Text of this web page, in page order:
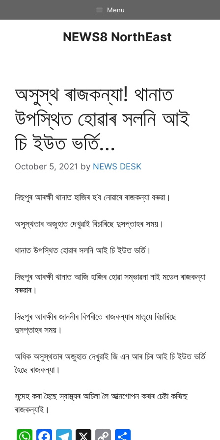
Menu
NEWS8 NorthEast
অসুস্থ ৰাজকন্যা! থানাত
উপস্থিত হোৱাৰ সলনি আই
চি ইউত ভৰ্তি…
October 5, 2021 by NEWS DESK
দিছপুৰ আৰক্ষী থানাত হাজিৰ হ’ব নোৱাৰে ৰাজকন্যা বৰুৱা।
অসুস্থতাৰ অজুহাত দেখুৱাই বিচাৰিছে দুসপ্তাহৰ সময়।
থানাত উপস্থিত হোৱাৰ সলনি আই চি ইউত ভৰ্তি।
দিছপুৰ আৰক্ষী থানাত আজি হাজিৰ হোৱা সম্ভাৱনা নাই মডেল ৰাজকন্যা
বৰুৱাৰ।
দিছপুৰ আৰক্ষীৰ জাননীৰ বিপৰীতে ৰাজকন্যাৰ মাতৃয়ে বিচাৰিছে
দুসপ্তাহৰ সময়।
অধিক অসুস্থতাৰ অজুহাত দেখুৱাই জি এন আৰ চিৰ আই চি ইউত ভৰ্তি
হৈছে ৰাজকন্যা।
সন্দেহ কৰা হৈছে স্বাস্থ্যৰ অচিলা লৈ আত্মগোপন কৰাৰ চেষ্টা কৰিছে
ৰাজকন্যাই।